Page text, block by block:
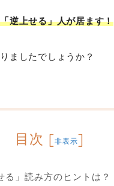
逆上せる」人が居ます！
ましたでしょうか？
目次 [非表示]
る」読み方のヒントは？